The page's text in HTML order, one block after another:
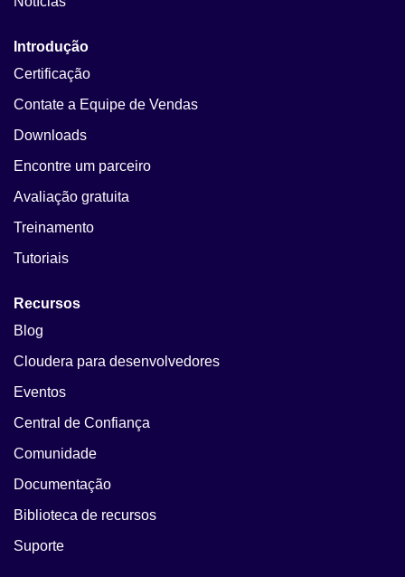
Introdução
Certificação
Contate a Equipe de Vendas
Downloads
Encontre um parceiro
Avaliação gratuita
Treinamento
Tutoriais
Recursos
Blog
Cloudera para desenvolvedores
Eventos
Central de Confiança
Comunidade
Documentação
Biblioteca de recursos
Suporte